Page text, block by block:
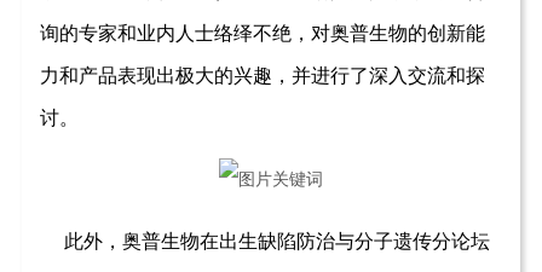
询的专家和业内人士络绎不绝，对奥普生物的创新能
力和产品表现出极大的兴趣，并进行了深入交流和探
讨。
此外，奥普生物在出生缺陷防治与分子遗传分论坛